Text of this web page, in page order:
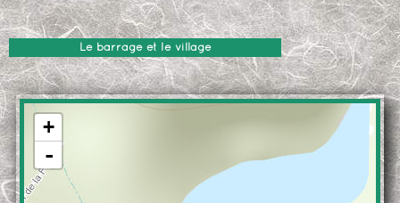
Le barrage et le village
+
-